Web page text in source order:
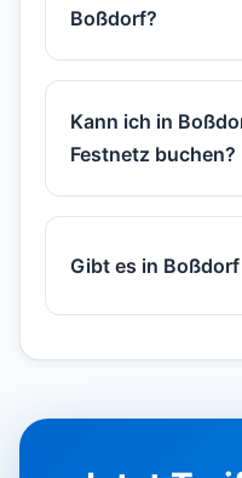
Boßdorf?
Kann ich in
Festnetz buchen?
Gibt es in